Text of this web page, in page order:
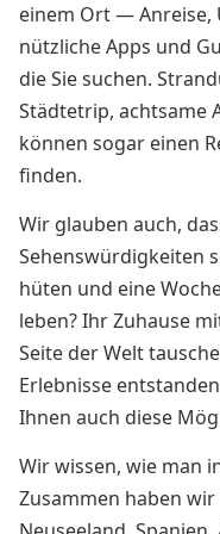
einem Ort —
nützliche Apps und
die Sie suchen.
Städtetrip, achtsame
können sogar einen
finden.
Wir glauben auch,
Sehenswürdigkeiten
hüten und eine
leben? Ihr Zuhause
Seite der Welt
Erlebnisse
Ihnen auch diese
Wir wissen, wie man
Zusammen haben